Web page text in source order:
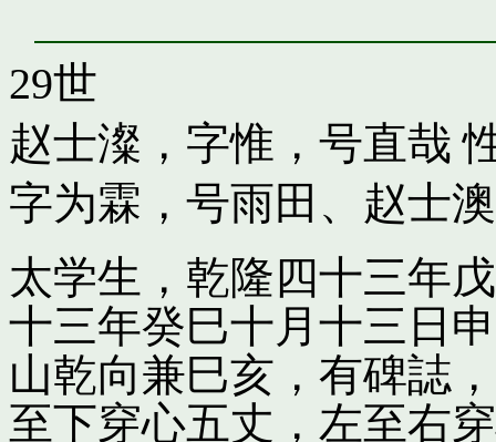
29世
赵士澯，字惟，号直哉
字为霖，号雨田 、 赵士
太学生，乾隆四十三年
十三年癸巳十月十三日
山乾向兼巳亥，有碑誌
至下穿心五丈，左至右